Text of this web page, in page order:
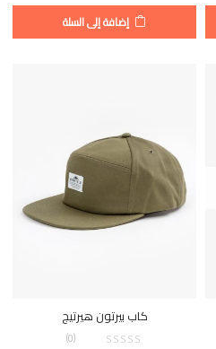
إضافة إلى السلة
كاب بيرتون هيرتيج
(0)